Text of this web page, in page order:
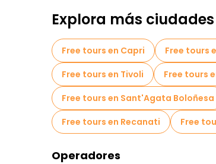
Explora más
Free tours en Capri Free tours
Free tours en Tivoli
Free tours
Free tours en Sant'Agata Boloñesa
Free tours en Recanati
Free
Operadores